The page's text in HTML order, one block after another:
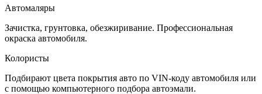
Автомаляры
Зачистка, грунтовка, обезжиривание. Профессиональная
окраска автомобиля.
Колористы
Подбирают цвета покрытия авто по VIN-коду автомобиля или
с помощью компьютерного подбора автоэмали.